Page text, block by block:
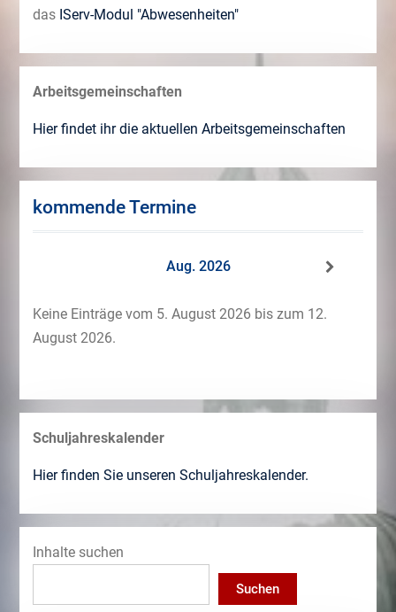
das IServ-Modul "Abwesenheiten"
Arbeitsgemeinschaften
Hier findet ihr die aktuellen Arbeitsgemeinschaften
kommende Termine
Aug. 2026
Keine Einträge vom 5. August 2026 bis zum 12.
August 2026.
Schuljahreskalender
Hier finden Sie unseren Schuljahreskalender.
Inhalte suchen
Suchen